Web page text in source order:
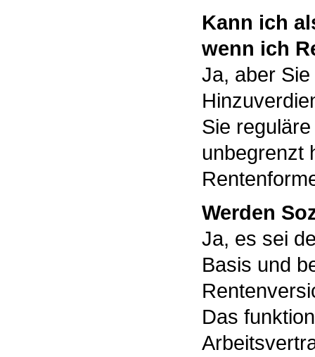
Kann ich
wenn ich
Ja, aber
Sie
unbegrenzt
Werden
Ja, es sei
Basis und
Das